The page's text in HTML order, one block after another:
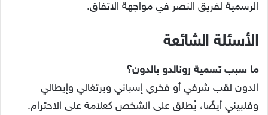
الرسمية لفريق النصر في مواجهة الاتفاق.
الأسئلة الشائعة
ما سبب تسمية رونالدو بالدون؟
الدون لقب شرفي أو فخري إسباني وبرتغالي وإيطالي
وفلبيني أيضًا، يُطلق على الشخص كعلامة على الاحترام.